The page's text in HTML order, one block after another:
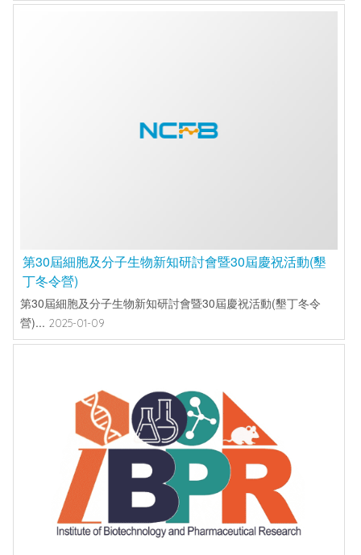
第30屆細胞及分子生物新知研討會暨30屆慶祝活動(墾
丁冬令營)
第30屆細胞及分子生物新知研討會暨30屆慶祝活動(墾丁冬令
營)... 2025-01-09